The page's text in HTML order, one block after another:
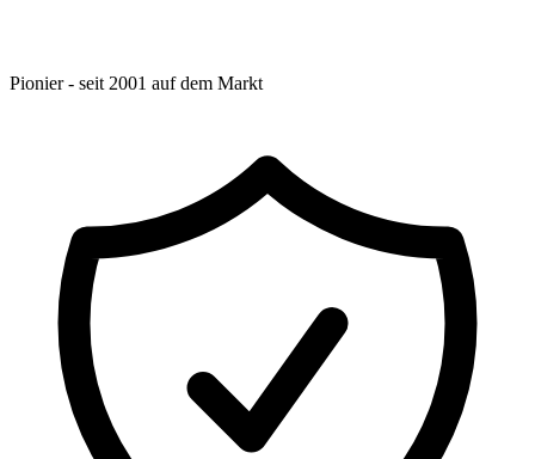
Pionier - seit 2001 auf dem Markt